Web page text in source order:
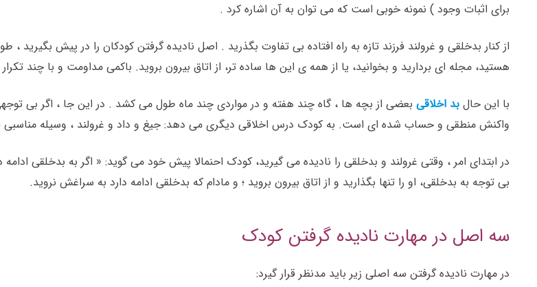
برای اثبات وجود ) نمونه خوبی است که می توان به آن اشاره کرد .
از کنار بدخلقی و غرولند فرزند تازه به راه افتاده بی تفاوت بگذرید . اصل نادیده گرفتن کودکان را در پیش بگیرید
هستید، مجله ای بردارید و بخوانید، یا از همه ی این ها ساده تر، از اتاق بیرون بروید. باکمی مداومت و با چند تکرار
با این حال بد اخلاقی بعضی از بچه ها ، گاه چند هفته و در مواردی چند ماه طول می کشد . در این جا ، اگر بی
واکنش منطقی و حساب شده ای است. به کودک درس اخلاقی دیگری می دهد: جیغ و داد و غرولند ، وسیله مناسبی
در ابتدای امر ، وقتی غرولند و بدخلقی را نادیده می گیرید، کودک احنمالا پیش خود می گوید: « اگر به بدخلقی
بی توجه به بدخلقی، او را تنها بگذارید و از اتاق بیرون بروید ؛ و مادام که بدخلقی ادامه دارد به سراغش نروید.
سه اصل در مهارت نادیده گرفتن کودک
در مهارت نادیده گرفتن سه اصلی زیر باید مدنظر قرار گیرد: